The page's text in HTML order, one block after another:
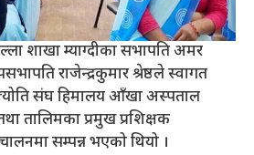
शाखा म्याग्दीका सभापति अमर
राजेन्द्रकुमार श्रेष्ठले स्वागत
संघ हिमालय आँखा अस्पताल
तालिमका प्रमुख प्रशिक्षक
सम्पन्न भएको थियो ।